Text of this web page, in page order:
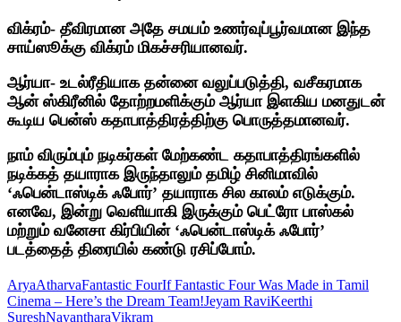
விக்ரம்- தீவிரமான அதே சமயம் உணர்வுப்பூர்வமான இந்த
சாய்ஸூக்கு விக்ரம் மிகச்சரியானவர்.
ஆர்யா- உடல்ரீதியாக தன்னை வலுப்படுத்தி, வசீகரமாக
ஆன் ஸ்கிரீனில் தோற்றமளிக்கும் ஆர்யா இளகிய மனதுடன்
கூடிய பென்ஸ் கதாபாத்திரத்திற்கு பொருத்தமானவர்.
நாம் விரும்பும் நடிகர்கள் மேற்கண்ட கதாபாத்திரங்களில்
நடிக்கத் தயாராக இருந்தாலும் தமிழ் சினிமாவில்
‘ஃபென்டாஸ்டிக் ஃபோர்’ தயாராக சில காலம் எடுக்கும்.
எனவே, இன்று வெளியாகி இருக்கும் பெட்ரோ பாஸ்கல்
மற்றும் வனேசா கிர்பியின் ‘ஃபென்டாஸ்டிக் ஃபோர்’
படத்தைத் திரையில் கண்டு ரசிப்போம்.
AryaAtharvaFantastic FourIf Fantastic Four Was Made in Tamil
Cinema – Here’s the Dream Team!Jeyam RaviKeerthi
SureshNayantharaVikram